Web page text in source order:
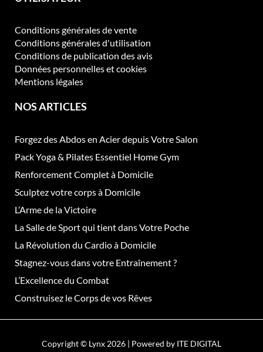
Conditions générales de vente
Conditions générales d'utilisation
Conditions de publication des avis
Données personnelles et cookies
Mentions légales
NOS ARTICLES
Forgez des Abdos en Acier depuis Votre Salon
Pack Yoga & Pilates Essentiel Home Gym
Renforcement Complet à Domicile
Sculptez votre corps à Domicile
L’Arme de la Victoire
La Salle de Sport qui tient dans Votre Poche
La Révolution du Cardio à Domicile
Stagnez-vous dans votre Entraînement ?
L’Excellence du Combat
Construisez le Corps de vos Rêves
Copyright © Lynx 2026 | Powered by ITE DIGITAL